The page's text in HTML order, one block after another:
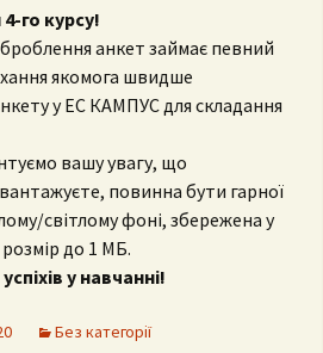
го курсу!
анкет займає певний
якомога швидше
у ЕС КАМПУСдля складання
вашу увагу, що
повинна бути гарної
світлому фоні, збережена у
до 1 МБ.
у навчанні!
Без категорії